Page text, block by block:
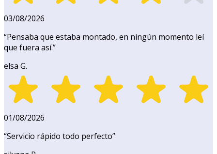
03/08/2026
“Pensaba que estaba montado, en ningún momento leí
que fuera así.”
elsa G.
01/08/2026
“Servicio rápido todo perfecto”